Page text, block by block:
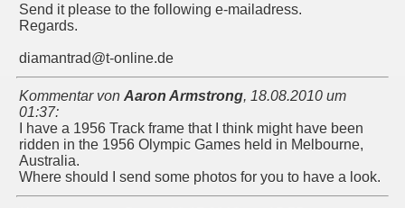
Send it please to the following e-mailadress.
Regards.
diamantrad@t-online.de
Kommentar von Aaron Armstrong, 18.08.2010 um
01:37:
I have a 1956 Track frame that I think might have been
ridden in the 1956 Olympic Games held in Melbourne,
Australia.
Where should I send some photos for you to have a look.